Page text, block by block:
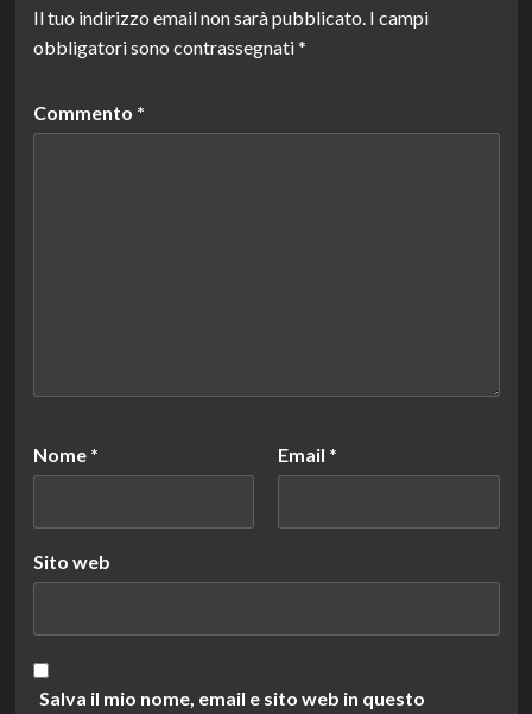
Il tuo indirizzo email non sarà pubblicato. I campi
obbligatori sono contrassegnati*
Commento *
Nome * Email *
Sito web
Salva il mio nome, email e sito web in questo